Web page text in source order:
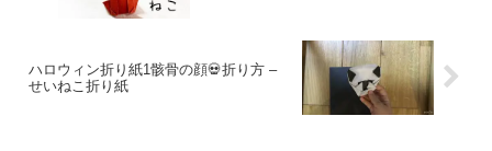
ハロウィン折り紙1骸骨の顔💀折り方 –
せいねこ折り紙